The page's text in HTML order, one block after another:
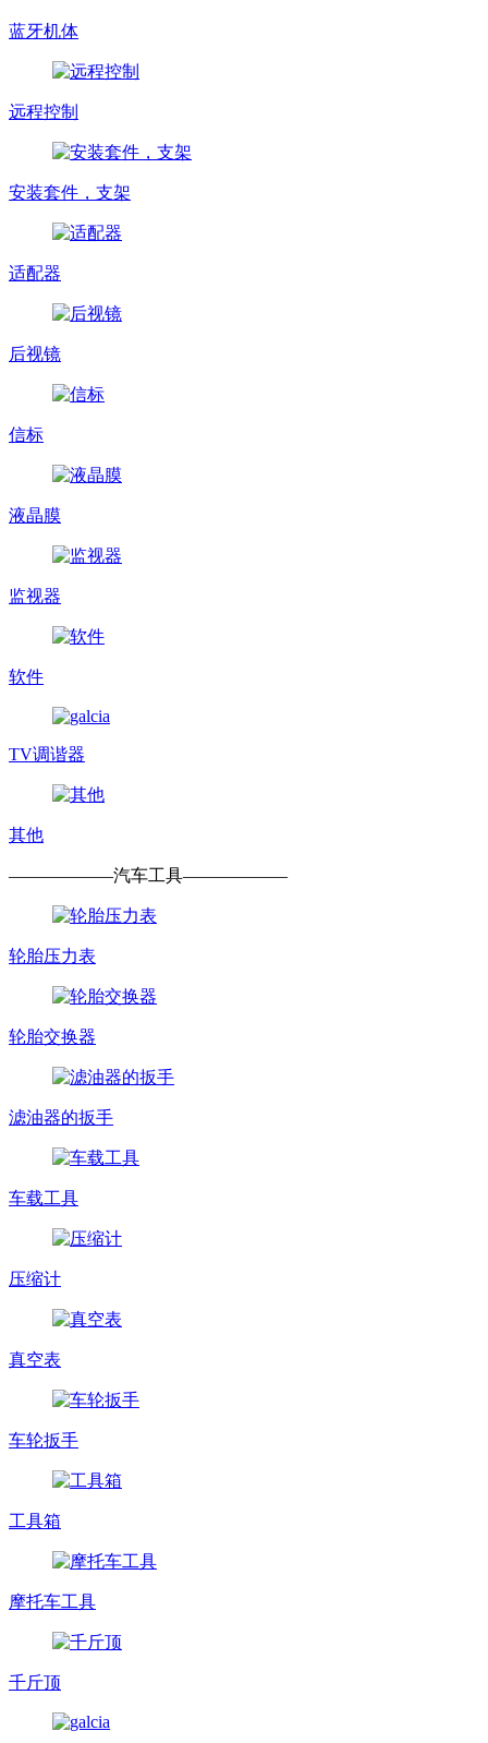
蓝牙机体
远程控制
安装套件，支架
适配器
后视镜
信标
液晶膜
监视器
软件
TV调谐器
其他
——————汽车工具——————
轮胎压力表
轮胎交换器
滤油器的扳手
车载工具
压缩计
真空表
车轮扳手
工具箱
摩托车工具
千斤顶